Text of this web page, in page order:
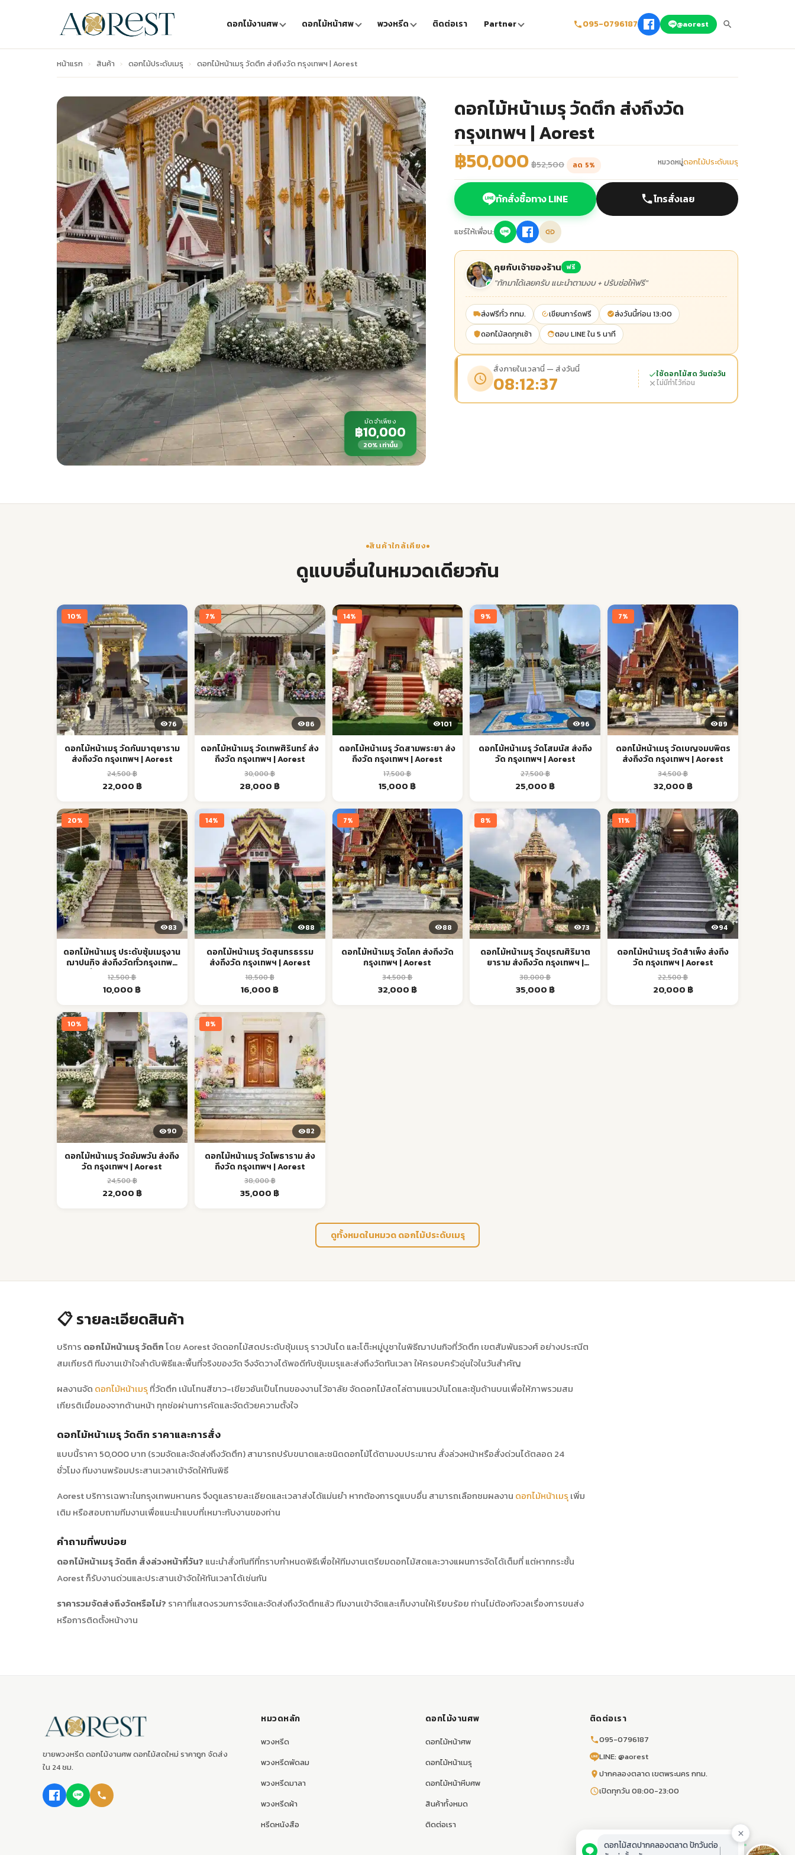
ดอกไม้งานศพ ดอกไม้หน้าศพ พวงหรีด ติดต่อเรา Partner 095-0796187 @aorest
หน้าแรก › สินค้า › ดอกไม้ประดับเมรุ › ดอกไม้หน้าเมรุ วัดตึก ส่งถึงวัด กรุงเทพฯ | Aorest
มัดจำเพียง
฿10,000
20% เท่านั้น
ดอกไม้หน้าเมรุ วัดตึก ส่งถึงวัด
กรุงเทพฯ | Aorest
฿50,000฿52,500 ลด 5% หมวดหมู่ดอกไม้ประดับเมรุ
ทักสั่งซื้อทาง LINE โทรสั่งเลย
แชร์ให้เพื่อน:
คุยกับเจ้าของร้าน ฟรี
"ทักมาได้เลยครับ แนะนำตามงบ + ปรับช่อให้ฟรี"
ส่งฟรีทั่ว กทม. เขียนการ์ดฟรี
ส่งวันนี้ก่อน 13:00
ดอกไม้สดทุกเช้า
ตอบ LINE ใน 5 นาที
สั่งภายในเวลานี้ — ส่งวันนี้
08:12:36
ใช้ดอกไม้สด วันต่อวัน
ไม่มีทำไว้ก่อน
สินค้าใกล้เคียง
ดูแบบอื่นในหมวดเดียวกัน
10%
76
ดอกไม้หน้าเมรุ วัดกันมาตุยาราม
ส่งถึงวัด กรุงเทพฯ | Aorest
24,500฿
Original
24,500 ฿.
22,000 ฿Current
22,000 ฿.
7%
86
ดอกไม้หน้าเมรุ วัดเทพศิรินทร์ ส่ง
ถึงวัด กรุงเทพฯ | Aorest
30,000฿
Original
30,000 ฿.
28,000 ฿
28,000 ฿.
14%
101
ดอกไม้หน้าเมรุ วัดสามพระยา ส่ง
ถึงวัด กรุงเทพฯ | Aorest
17,500฿
Original
17,500 ฿.
15,000 ฿
15,000 ฿.
9%
96
ดอกไม้หน้าเมรุ วัดโสมนัส ส่งถึง
วัด กรุงเทพฯ | Aorest
27,500฿
Original
27,500 ฿.
25,000 ฿
25,000 ฿.
7%
89
ดอกไม้หน้าเมรุ วัดเบญจมบพิตร
ส่งถึงวัด กรุงเทพฯ | Aorest
34,500฿
Original
34,500 ฿.
32,000 ฿Current
32,000 ฿.
20%
83
ดอกไม้หน้าเมรุ ประดับซุ้มเมรุงาน
ฌาปนกิจ ส่งถึงวัดทั่วกรุงเทพฯ
เริ่ม 10,000 | Aorest
12,500฿
Original
12,500 ฿.
10,000 ฿
14%
88
ดอกไม้หน้าเมรุ วัดสุนทรธรรม
ส่งถึงวัด กรุงเทพฯ | Aorest
18,500฿
Original
18,500 ฿.
16,000 ฿
16,000 ฿.
7%
88
ดอกไม้หน้าเมรุ วัดโคก ส่งถึงวัด
กรุงเทพฯ | Aorest
34,500฿
Original
32,000 ฿Current
8%
73
ดอกไม้หน้าเมรุ วัดบุรณศิริมาต
ยาราม ส่งถึงวัด กรุงเทพฯ |
Aorest
38,000฿
Original
35,000 ฿Current
11%
94
ดอกไม้หน้าเมรุ วัดสำเพ็ง ส่งถึง
วัด กรุงเทพฯ | Aorest
22,500฿
Original
20,000 ฿Current
10%
90
ดอกไม้หน้าเมรุ วัดอัมพวัน ส่งถึง
วัด กรุงเทพฯ | Aorest
24,500฿
Original
22,000 ฿Current
8%
82
ดอกไม้หน้าเมรุ วัดโพธาราม ส่ง
ถึงวัด กรุงเทพฯ | Aorest
38,000฿
Original
35,000 ฿Current
ดูทั้งหมดในหมวด ดอกไม้ประดับเมรุ
📋 รายละเอียดสินค้า
บริการ ดอกไม้หน้าเมรุ วัดตึกโดย Aorest จัดดอกไม้สดประดับซุ้มเมรุ ราวบันได และโต๊ะหมู่บูชาในพิธีฌาปนกิจที่วัดตึก เขตสัมพันธวงศ์ อย่างประณีต
สมเกียรติ ทีมงานเข้าใจลำดับพิธีและพื้นที่จริงของวัด จึงจัดวางได้พอดีกับซุ้มเมรุและส่งถึงวัดทันเวลา ให้ครอบครัวอุ่นใจในวันสำคัญ
ผลงานจัด ดอกไม้หน้าเมรุ ที่วัดตึก เน้นโทนสีขาว-เขียวอันเป็นโทนของงานไว้อาลัย จัดดอกไม้สดไล่ตามแนวบันไดและซุ้มด้านบนเพื่อให้ภาพรวมสม
เกียรติเมื่อมองจากด้านหน้า ทุกช่อผ่านการคัดและจัดด้วยความตั้งใจ
ดอกไม้หน้าเมรุ วัดตึก ราคาและการสั่ง
แบบนี้ราคา 50,000 บาท (รวมจัดและจัดส่งถึงวัดตึก) สามารถปรับขนาดและชนิดดอกไม้ได้ตามงบประมาณ สั่งล่วงหน้าหรือสั่งด่วนได้ตลอด 24
ชั่วโมง ทีมงานพร้อมประสานเวลาเข้าจัดให้ทันพิธี
Aorest บริการเฉพาะในกรุงเทพมหานคร จึงดูแลรายละเอียดและเวลาส่งได้แม่นยำ หากต้องการดูแบบอื่น สามารถเลือกชมผลงาน ดอกไม้หน้าเมรุ เพิ่ม
เติม หรือสอบถามทีมงานเพื่อแนะนำแบบที่เหมาะกับงานของท่าน
คำถามที่พบบ่อย
ดอกไม้หน้าเมรุ วัดตึก สั่งล่วงหน้ากี่วัน? แนะนำสั่งทันทีที่ทราบกำหนดพิธีเพื่อให้ทีมงานเตรียมดอกไม้สดและวางแผนการจัดได้เต็มที่ แต่หากกระชั้น
Aorest ก็รับงานด่วนและประสานเข้าจัดให้ทันเวลาได้เช่นกัน
ราคารวมจัดส่งถึงวัดหรือไม่? ราคาที่แสดงรวมการจัดและจัดส่งถึงวัดตึกแล้ว ทีมงานเข้าจัดและเก็บงานให้เรียบร้อย ท่านไม่ต้องกังวลเรื่องการขนส่ง
หรือการติดตั้งหน้างาน
ขายพวงหรีด ดอกไม้งานศพ ดอกไม้สดใหม่ ราคาถูก จัดส่ง
ใน 24 ชม.
หมวดหลัก
พวงหรีด
พวงหรีดพัดลม
พวงหรีดมาลา
พวงหรีดผ้า
หรีดหนังสือ
ดอกไม้งานศพ
ดอกไม้หน้าศพ
ดอกไม้หน้าเมรุ
ดอกไม้หน้าหีบศพ
สินค้าทั้งหมด
ติดต่อเรา
ติดต่อเรา
095-0796187
LINE: @aorest
ปากคลองตลาด เขตพระนคร กทม.
เปิดทุกวัน 08:00-23:00
ดอกไม้สดปากคลองตลาด ปักวันต่อ